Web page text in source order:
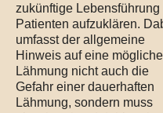
zukünftige Lebensführung
Patienten aufzuklären.
umfasst der allgemeine
Hinweis auf eine mögliche
Lähmung nicht auch die
Gefahr einer dauerhaften
Lähmung, sondern muss